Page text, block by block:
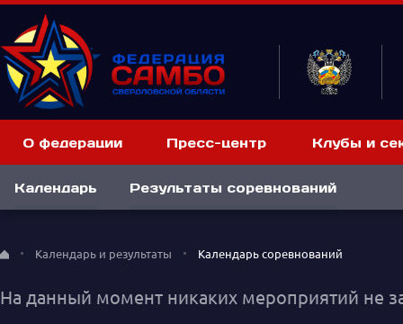
О федерации Пресс-центр Клубы и
Календарь Результаты соревнований
Календарь и результаты Календарь соревнований
На данный момент никаких мероприятий не